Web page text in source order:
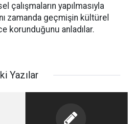
çalışmaların yapılmasıyla
zamanda geçmişin kültürel
korunduğunu anladılar.
Yazılar